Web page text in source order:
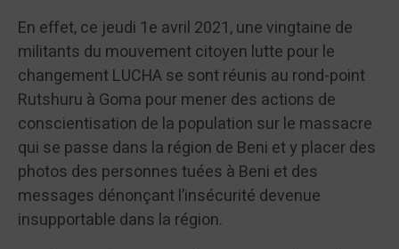
En effet, ce jeudi 1e avril 2021, une vingtaine de
militants du mouvement citoyen lutte pour le
changement LUCHA se sont réunis au rond-point
Rutshuru à Goma pour mener des actions de
conscientisation de la population sur le massacre
qui se passe dans la région de Beni et y placer des
photos des personnes tuées à Beni et des
messages dénonçant l’insécurité devenue
insupportable dans la région.